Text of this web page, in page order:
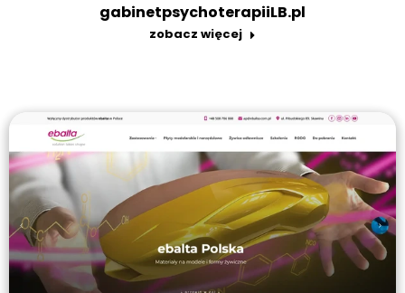
gabinetpsychoterapiiLB.pl
zobacz więcej